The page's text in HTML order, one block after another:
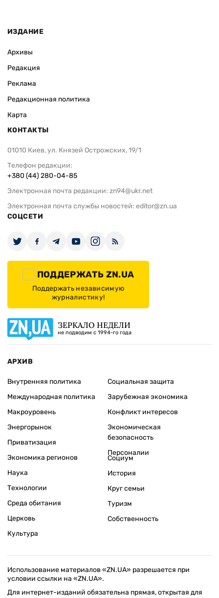
ИЗДАНИЕ
Архивы
Редакция
Реклама
Редакционная политика
Карта
КОНТАКТЫ
01010 Киев, ул. Князей Острожских, 19/1
Телефон редакции:
+380 (44) 280-04-85
Электронная почта редакции: zn94@ukr.net
Электронная почта службы новостей: editor@zn.ua
СОЦСЕТИ
ПОДДЕРЖАТЬ ZN.UA
Поддержать независимую
журналистику!
ЗЕРКАЛО НЕДЕЛИ
не подводим с 1994-го года
АРХИВ
Внутренняя политика
Международная политика
Макроуровень
Энергорынок
Приватизация
Экономика регионов
Социальная защита
Зарубежная экономика
Конфликт интересов
Экономическая
безопасность
Персоналии
Наука
Технологии
Среда обитания
Церковь
Культура
Социум
История
Круг семьи
Туризм
Собственность
Использование материалов «ZN.UA» разрешается при
условии ссылки на «ZN.UA».
Для интернет-изданий обязательна прямая, открытая для